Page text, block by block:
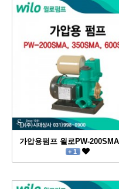
가압용펌프 윌로PW-
+ 1